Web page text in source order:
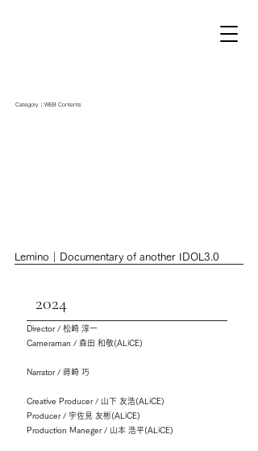
Category：WEB Contents
Lemino｜Documentary of another IDOL3.0
2024
Director / 松崎 淳一
Cameraman / 森田 和敬(ALiCE)
Narrator / 蒔崎 巧
Creative Producer / 山下 友浩(ALiCE)
Producer / 宇佐見 友彬(ALiCE)
Production Maneger / 山本 浩平(ALiCE)